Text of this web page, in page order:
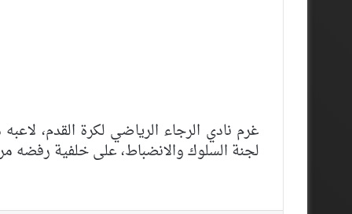
لجنة السلوك والانضباط، على خلفية رفضه